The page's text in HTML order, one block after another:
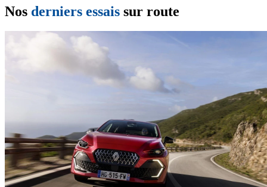
Nos derniers essais sur route